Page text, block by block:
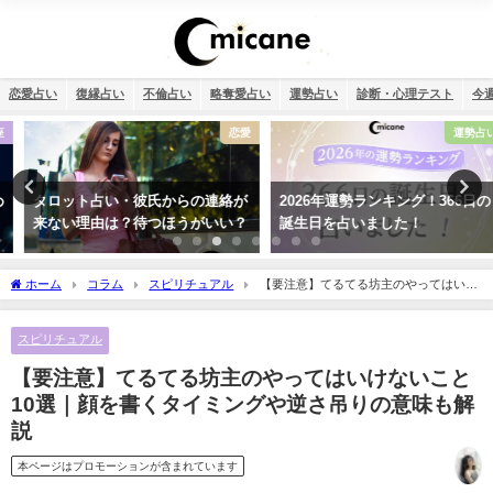
恋愛占い 復縁占い 不倫占い 略奪愛占い 運勢占い 診断・心理テスト 今
恋愛
タロット占い・彼氏からの連絡が
来ない理由は？待つほうがいい？
運勢占い
2026年運勢ランキング！366日の
誕生日を占いました！
ホーム コラム スピリチュアル
【要注意】てるてる坊主のやってはいけ
ないこと10選｜顔を書くタイミングや逆さ吊りの意味も解説
スピリチュアル
【要注意】てるてる坊主のやってはいけないこと
10選｜顔を書くタイミングや逆さ吊りの意味も解
説
本ページはプロモーションが含まれています